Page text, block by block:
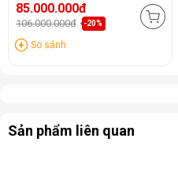
85.000.000đ
106.000.000đ -20%
So sánh
Sản phẩm liên quan